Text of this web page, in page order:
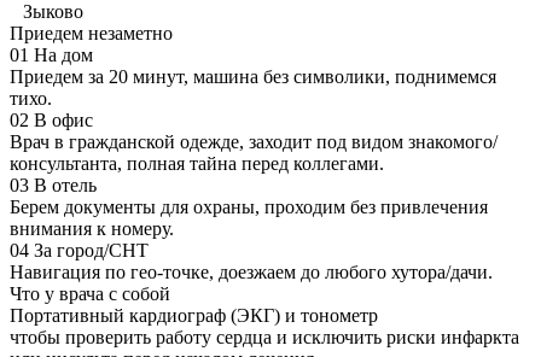
Зыково
Приедем незаметно
01 На дом
Приедем за 20 минут, машина без символики, поднимемся
тихо.
02 В офис
Врач в гражданской одежде, заходит под видом знакомого/
консультанта, полная тайна перед коллегами.
03 В отель
Берем документы для охраны, проходим без привлечения
внимания к номеру.
04 За город/СНТ
Навигация по гео-точке, доезжаем до любого хутора/дачи.
Что у врача с собой
Портативный кардиограф (ЭКГ) и тонометр
чтобы проверить работу сердца и исключить риски инфаркта